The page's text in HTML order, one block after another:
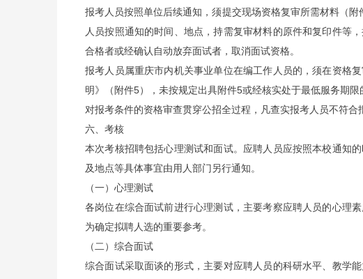
报考人员按照单位后续通知，须提交现场资格复审所需材料（
人员按照通知的时间、地点，持需复审材料的原件和复印件等
合格者或经确认自动放弃面试者，取消面试资格。
报考人员属重庆市内机关事业单位在编工作人员的，须在资格
明》（附件5），未按规定出具附件5或经核实处于最低服务期限
对报考条件的资格审查贯穿公招全过程，凡查实报考人员不符合
六、考核
本次考核招聘包括心理测试和面试。应聘人员应按照本校通知
及地点等具体事宜由用人部门另行通知。
（一）心理测试
各岗位在综合面试前进行心理测试，主要考察应聘人员的心理
为确定拟聘人选的重要参考。
（二）综合面试
综合面试采取面谈的形式，主要对应聘人员的科研水平、教学